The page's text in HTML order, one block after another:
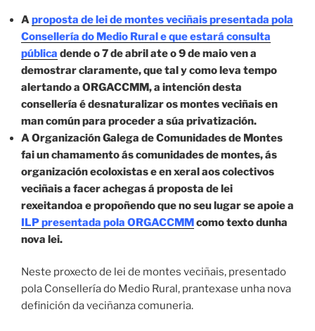
Aproposta de lei de montes veciñais presentada pola
Consellería do Medio Rural e que estará consulta
pública dende o 7 de abril ate o 9 de maio ven a
demostrar claramente, que tal y como leva tempo
alertando a ORGACCMM, a intención desta
consellería é desnaturalizar os montes veciñais en
man común para proceder a súa privatización.
A Organización Galega de Comunidades de Montes
fai un chamamento ás comunidades de montes, ás
organización ecoloxistas e en xeral aos colectivos
veciñais a facer achegas á proposta de lei
rexeitandoa e propoñendo que no seu lugar se apoie a
ILP presentada pola ORGACCMMcomo texto dunha
nova lei.
Neste proxecto de lei de montes veciñais, presentado
pola Consellería do Medio Rural, prantexase unha nova
definición da veciñanza comuneria.